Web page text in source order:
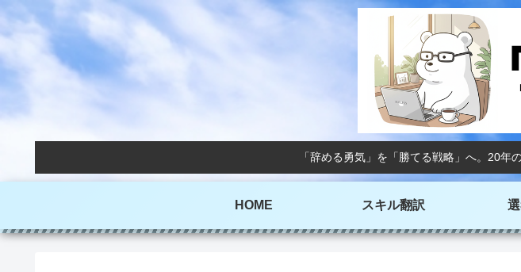
「辞める勇気」を「勝てる戦略」へ。20年
HOME スキル翻訳